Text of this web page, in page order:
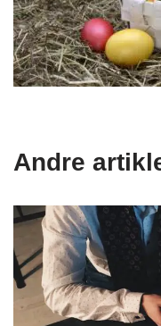
Andre